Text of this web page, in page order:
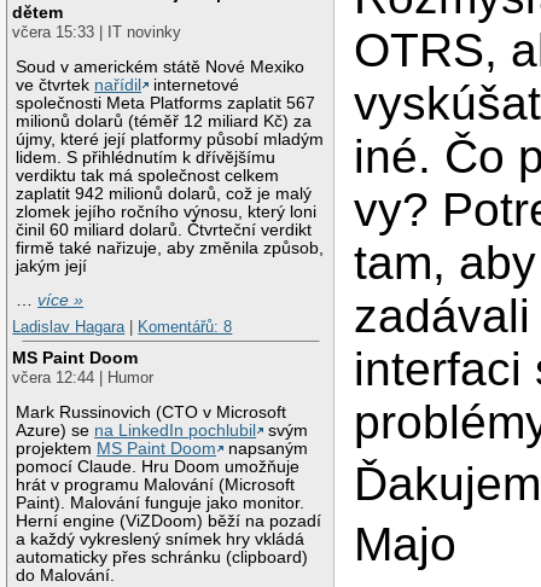
dětem
včera 15:33 | IT novinky
Soud v americkém státě Nové Mexiko
ve čtvrtek nařídil
internetové
společnosti Meta Platforms zaplatit 567
milionů dolarů (téměř 12 miliard Kč) za
újmy, které její platformy působí mladým
lidem. S přihlédnutím k dřívějšímu
verdiktu tak má společnost celkem
zaplatit 942 milionů dolarů, což je malý
zlomek jejího ročního výnosu, který loni
činil 60 miliard dolarů. Čtvrteční verdikt
firmě také nařizuje, aby změnila způsob,
jakým její
…více »
Ladislav Hagara
Komentářů: 8
MS Paint Doom
včera 12:44 | Humor
Mark Russinovich (CTO v Microsoft
Azure) se na LinkedIn pochlubil
svým
projektem MS Paint Doom
napsaným
pomocí Claude. Hru Doom umožňuje
hrát v programu Malování (Microsoft
Paint). Malování funguje jako monitor.
Herní engine (ViZDoom) běží na pozadí
a každý vykreslený snímek hry vkládá
automaticky přes schránku (clipboard)
do Malování.
OTRS,
iné. Čo
vy?
tam,
interfaci
Majo